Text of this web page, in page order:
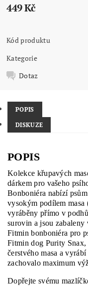
449 Kč
Kód produktu
Kategorie
Dotaz
POPIS
DISKUZE
POPIS
Kolekce křupavých
dárkem pro vašeho
Bonboniéra nabízí
vysokým podílem
vyráběny přímo v
surovin a jsou
Fitmin bonboniéra pro
Fitmin dog Purity
čerstvého masa a
zachovalo maximum
Dopřejte svému